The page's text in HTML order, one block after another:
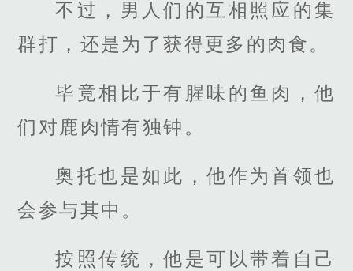
不过，男人们的互相照应的集
群打，还是为了获得更多的肉食。
毕竟相比于有腥味的鱼肉，他
们对鹿肉情有独钟。
奥托也是如此，他作为首领也
会参与其中。
按照传统，他是可以带着自己